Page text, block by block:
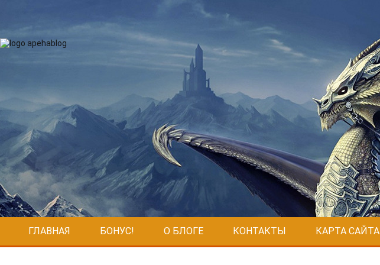
ГЛАВНАЯ БОНУС! О БЛОГЕ КОНТАКТЫ КАРТА САЙТА